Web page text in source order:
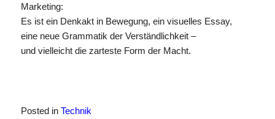
Marketing:
Es ist ein Denkakt in Bewegung, ein visuelles Essay,
eine neue Grammatik der Verständlichkeit –
und vielleicht die zarteste Form der Macht.
Posted in Technik